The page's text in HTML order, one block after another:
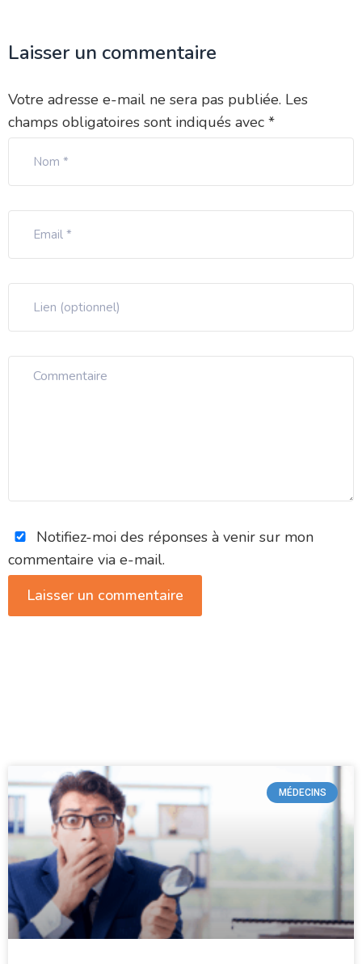
Laisser un commentaire
Votre adresse e-mail ne sera pas publiée. Les
champs obligatoires sont indiqués avec *
Notifiez-moi des réponses à venir sur mon
commentaire via e-mail.
MÉDECINS